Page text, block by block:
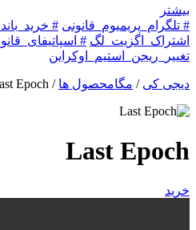
بیشتر
# تلگرام_پریمیوم_قانونی #
اشتراک_اگزیت_لگ #
تغییر_ریجن_استیم_اوکراین
دیجی کی / مگامحصول ها /
Epoch
Last Epoch
خرید